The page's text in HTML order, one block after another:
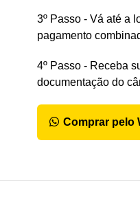
3º Passo - Vá até a
pagamento
4º Passo - Receba
documentação do
Comprar pelo